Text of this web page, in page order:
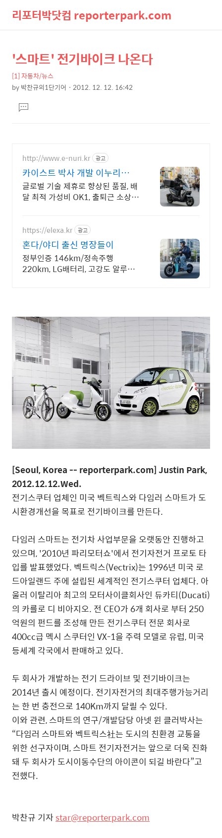
리포터박닷컴 reporterpark.com
상
세
컨
텐
츠
본
제
목
'스마트' 전기바이크 나온다
[1] 자동차/뉴스
by박찬규의1단기어 2012. 12. 12. 16:42
문댓
글
http://www.e-nuri.kr 광고
카이스트 박사 개발 이누리
VOLT
글로벌 기술 제휴로 향상된 품질, 배
달 최적 가성비 OK1, 출퇴근 소상공
https://elexa.kr 광고
혼다/야디 출신 명장들이
정부인증 146km/정속주행
220km, LG배터리, 고강도 알루미
[Seoul, Korea -- reporterpark.com] Justin Park,
2012.12.12.Wed.
전기스쿠터 업체인 미국 벡트릭스와 다임러 스마트가 도
시환경개선을 목표로 전기바이크를 만든다.
다임러 스마트는 전기차 사업부문을 오랫동안 진행하고
있으며, '2010년 파리모터쇼'에서 전기자전거 프로토 타
입를 발표했었다. 벡트릭스(Vectrix)는 1996년 미국 로
드아일랜드 주에 설립된 세계적인 전기스쿠터 업체다. 아
울러 이탈리아 최고의 모터사이클회사인 듀카티(Ducati)
의 카를로 디 비아지오. 전 CEO가 6개 회사로 부터 250
억원의 펀드를 조성해 만든 전기스쿠터 전문 회사로
400cc급 멕시 스쿠터인 VX-1을 주력 모델로 유럽, 미국
등세계 각국에서 판매하고 있다.
두 회사가 개발하는 전기 드라이브 및 전기바이크는
2014년 출시 예정이다. 전기자전거의 최대주행가능거리
는 한 번 충전으로 140Km까지 달릴 수 있다.
이와 관련, 스마트의 연구/개발담당 아넷 윈 클러박사는
“다임러 스마트와 벡트릭스社는 도시의 친환경 교통을
위한 선구자이며, 스마트 전기자전거는 앞으로 더욱 진화
돼 두 회사가 도시이동수단의 아이콘이 되길 바란다”고
전했다.
박찬규 기자star@reporterpark.com